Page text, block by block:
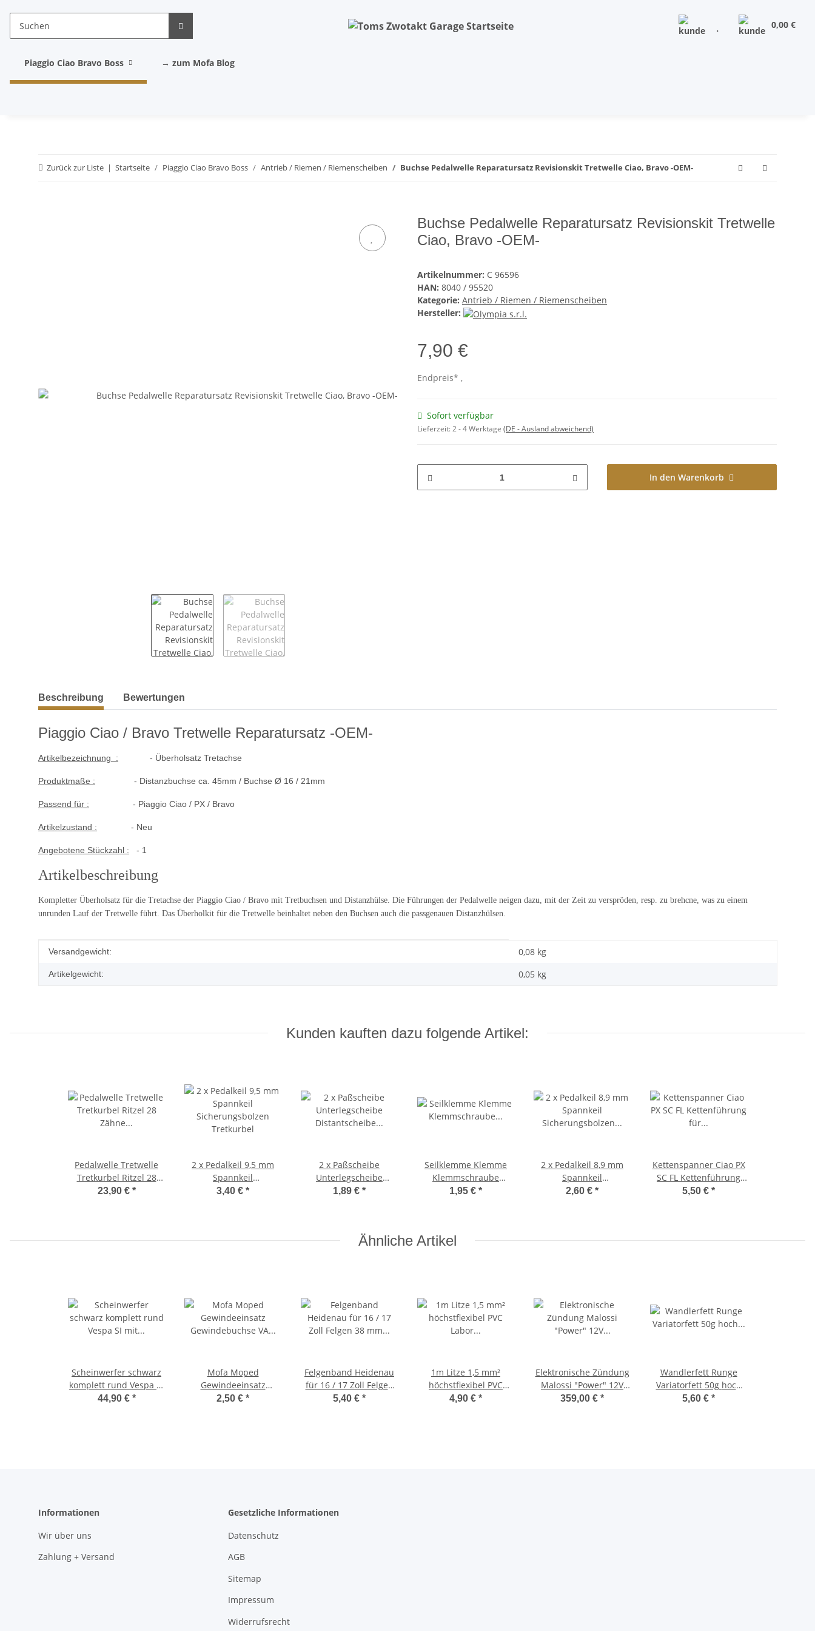
0,00 €
Piaggio Ciao Bravo Boss → zum Mofa Blog
Zurück zur Liste Startseite Piaggio Ciao Bravo Boss Antrieb / Riemen / Riemenscheiben Buchse Pedalwelle Reparatursatz Revisionskit Tretwelle Ciao, Bravo -OEM-
Buchse Pedalwelle Reparatursatz Revisionskit Tretwelle
Ciao, Bravo -OEM-
Artikelnummer: C 96596
HAN: 8040 / 95520
Kategorie: Antrieb / Riemen / Riemenscheiben
Hersteller:
7,90 €
Endpreis* ,
Sofort verfügbar
Lieferzeit:2 - 4 Werktage (DE - Ausland abweichend)
In den Warenkorb
weitere Registerkarten anzeigen
Beschreibung Bewertungen
Piaggio Ciao / Bravo Tretwelle Reparatursatz -OEM-
Artikelbezeichnung : - Überholsatz Tretachse
Produktmaße : - Distanzbuchse ca. 45mm / Buchse Ø 16 / 21mm
Passend für : - Piaggio Ciao / PX / Bravo
Artikelzustand : - Neu
Angebotene Stückzahl : - 1
Artikelbeschreibung
Kompletter Überholsatz für die Tretachse der Piaggio Ciao / Bravo mit Tretbuchsen und Distanzhülse. Die Führungen der Pedalwelle neigen dazu, mit der Zeit zu verspröden, resp. zu brehcne, was zu einem
unrunden Lauf der Tretwelle führt. Das Überholkit für die Tretwelle beinhaltet neben den Buchsen auch die passgenauen Distanzhülsen.
Produkteigenschaft
Wert
Versandgewicht: 0,08 kg
Artikelgewicht: 0,05 kg
Kunden kauften dazu folgende Artikel:
Pedalwelle Tretwelle
Tretkurbel Ritzel 28
Zähne Ciao / Ciao PX -23,90 € *
2 x Pedalkeil 9,5 mm
Spannkeil
Sicherungsbolzen
3,40 € *
2 x Paßscheibe
Unterlegscheibe
Distantscheibe
1,89 € *
Seilklemme Klemme
Klemmschraube
BremszugKlemmplättchen
1,95 € *
2 x Pedalkeil 8,9 mm
Spannkeil
Sicherungsbolzen
2,60 € *
Kettenspanner Ciao PX
SC FL Kettenführung
für Piaggio Ciao Kette
5,50 € *
Ähnliche Artikel
Scheinwerfer schwarz
komplett rund Vespa SI
mit Lichtschalter -CIF-
44,90 € *
Mofa Moped
Gewindeeinsatz
Gewindebuchse VA
2,50 € *
Felgenband Heidenau
für 16 / 17 Zoll Felgen
38 mm breit Mofa
5,40 € *
1m Litze 1,5 mm²
höchstflexibel PVC
Labor Messleitung LifYY
4,90 € *
Elektronische Zündung
Malossi "Power" 12V
Ciao, Bravo, SI, EC1 -
359,00 € *
Wandlerfett Runge
Variatorfett 50g hoch
hitzebeständig -Runge-
5,60 € *
Informationen
Wir über uns
Zahlung + Versand
Gesetzliche Informationen
Datenschutz
AGB
Sitemap
Impressum
Widerrufsrecht